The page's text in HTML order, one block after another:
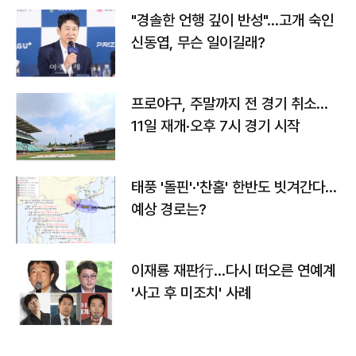
"경솔한 언행 깊이 반성"…고개 숙인
신동엽, 무슨 일이길래?
프로야구, 주말까지 전 경기 취소…
11일 재개·오후 7시 경기 시작
태풍 '돌핀'·'찬홈' 한반도 빗겨간다…
예상 경로는?
이재룡 재판行…다시 떠오른 연예계
'사고 후 미조치' 사례